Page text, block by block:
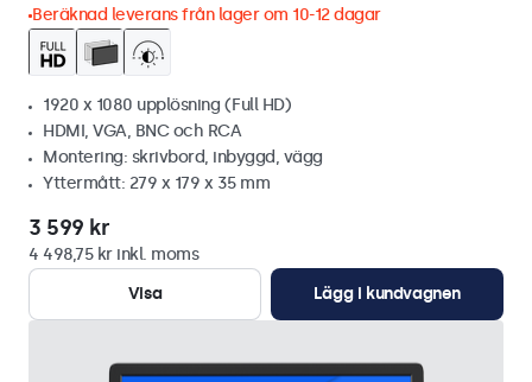
Beräknad leverans från lager om 10-12 dagar
1920 x 1080 upplösning (Full HD)
HDMI, VGA, BNC och RCA
Montering: skrivbord, inbyggd, vägg
Yttermått: 279 x 179 x 35 mm
3 599 kr
4 498,75 kr inkl. moms
Visa
Lägg i kundvagnen